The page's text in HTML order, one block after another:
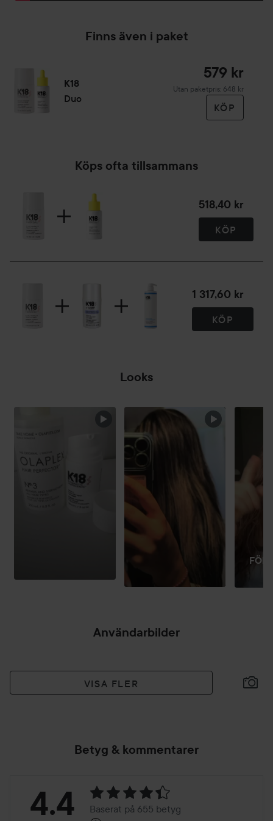
Finns även i paket
K18
Duo
579 kr
Utan paketpris: 648 kr
KÖP
Köps ofta tillsammans
518,40 kr
KÖP
1 317,60 kr
KÖP
Looks
HOPPA ÖVER SEKTIONEN
Användarbilder
VISA FLER
Betyg & kommentarer
Betyg:
4.4 Baserat på 655 betyg